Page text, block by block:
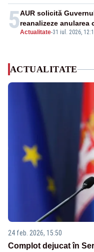
5Actualitate-31 iul. 2026,
AUR solicită
reanalizeze
ACTUALITATE
24 feb. 2026, 15:50
Complot dejucat în